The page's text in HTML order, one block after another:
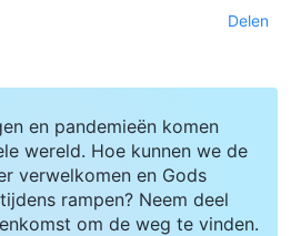
Delen
en pandemieën komen
wereld. Hoe kunnen we de
verwelkomen en Gods
rampen? Neem deel
om de weg te vinden.